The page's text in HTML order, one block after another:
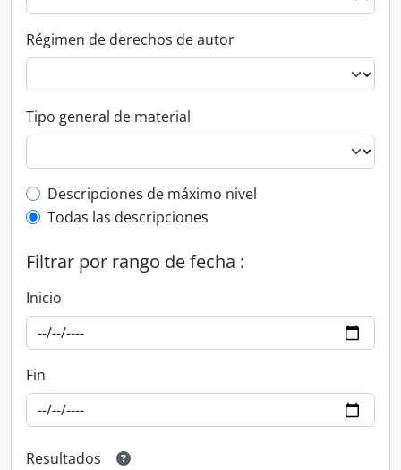
Régimen de derechos de autor
Tipo general de material
Top-level description filter
Descripciones de máximo nivel
Todas las descripciones
Filtrar por rango de fecha :
Inicio
Fin
Resultados